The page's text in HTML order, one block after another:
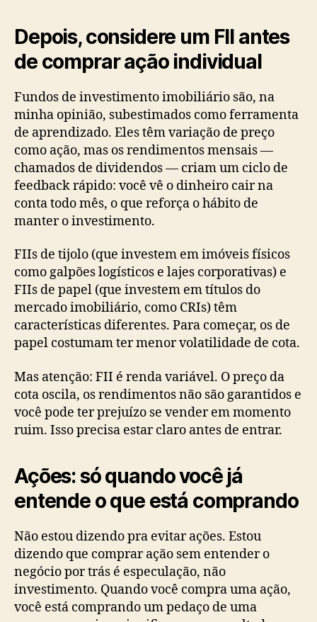
Depois, considere um FII antes
de comprar ação individual
Fundos de investimento imobiliário são, na
minha opinião, subestimados como ferramenta
de aprendizado. Eles têm variação de preço
como ação, mas os rendimentos mensais —
chamados de dividendos — criam um ciclo de
feedback rápido: você vê o dinheiro cair na
conta todo mês, o que reforça o hábito de
manter o investimento.
FIIs de tijolo (que investem em imóveis físicos
como galpões logísticos e lajes corporativas) e
FIIs de papel (que investem em títulos do
mercado imobiliário, como CRIs) têm
características diferentes. Para começar, os de
papel costumam ter menor volatilidade de cota.
Mas atenção: FII é renda variável. O preço da
cota oscila, os rendimentos não são garantidos e
você pode ter prejuízo se vender em momento
ruim. Isso precisa estar claro antes de entrar.
Ações: só quando você já
entende o que está comprando
Não estou dizendo pra evitar ações. Estou
dizendo que comprar ação sem entender o
negócio por trás é especulação, não
investimento. Quando você compra uma ação,
você está comprando um pedaço de uma